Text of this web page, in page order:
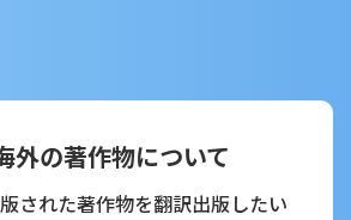
外の著作物について
された著作物を翻訳出版したい